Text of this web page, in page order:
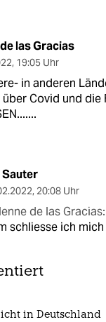
las Gracias
, 19:05 Uhr
in anderen
über Covid und die
Sauter
, 20:08 Uhr
de las Gracias:
schliesse ich mich
in Deutschland